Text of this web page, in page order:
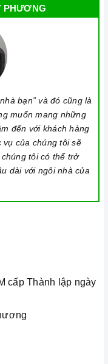
Đội ngũ tư vấn viên,
tận tâm sẽ đồng
sắm và sử dụng
cấp đến khách hàng
chăm sóc khách
mãi chuyên nghiệp
tâm bảo trì, sửa
PHƯƠNG
bạn” và đó cũng là
muốn mang những
đến với khách hàng
của chúng tôi sẽ
tôi có thể trở
dài với ngôi nhà của
cấp Thành lập ngày